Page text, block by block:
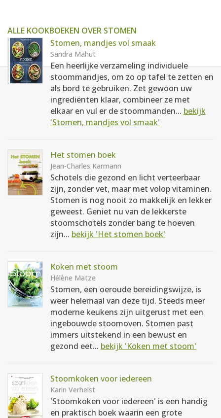
ALLE KOOKBOEKEN OVER STOMEN
Stomen, mandjes vol smaak
Sandra Mahut
Een heerlijke verzameling individuele
stoommandjes, om zo op tafel te zetten en
als bord te gebruiken. Zet gewoon uw
ingrediënten klaar, combineer ze met
elkaar en vul er de stoommanden... bekijk
'Stomen, mandjes vol smaak'
Het stomen boek
Jean-Charles Karmann
Schotels die gezond en licht verteerbaar
zijn, zonder vet, maar met volop vitaminen.
Stomen is nog nooit zo makkelijk en lekker
geweest. Geniet nu van de lekkerste
stoomschotels zonder bang te hoeven
zijn... bekijk 'Het stomen boek'
Koken met stoom
Hélène Matze
Stomen, een oeroude bereidingswijze, is
weer helemaal van deze tijd. Steeds meer
moderne keukens zijn uitgerust met een
ingebouwde stoomoven. Stomen past
immers uitstekend in een bewust en
gezond eet... bekijk 'Koken met stoom'
Stoomkoken voor iedereen
Karin Verhelst
'Stoomkoken voor iedereen' is een handig
en praktisch boek waarin een grote